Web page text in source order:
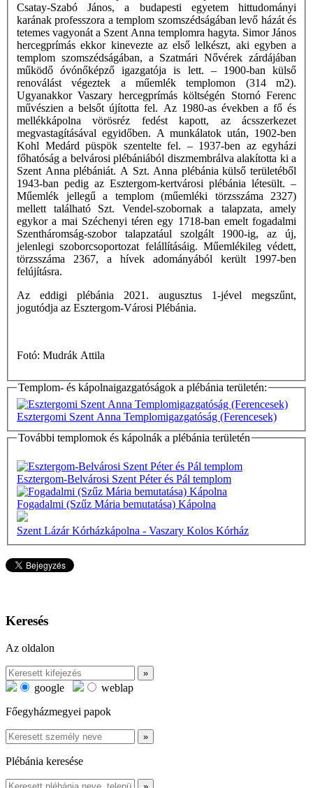
Csatay-Szabó János, a budapesti egyetem hittudományi
karának professzora a templom szomszédságában levő házát és
tetemes vagyonát a Szent Anna templomra hagyta. Simor János
hercegprímás ekkor kinevezte az első lelkészt, aki egyben a
templom szomszédságában, a Szatmári Nővérek zárdájában
működő óvónőképző igazgatója is lett. – 1900-ban külső
renoválást végeztek a műemlék templomon (314 m2).
Ugyanakkor Vaszary hercegprímás költségén Stornó Ferenc
művészien a belsőt újította fel. Az 1980-as években a fő és
mellékkápolna vörösréz fedést kapott, az ácsszerkezet
megvastagításával egyidőben. A munkálatok után, 1902-ben
Kohl Medárd püspök szentelte fel. – 1937-ben az egyházi
főhatóság a belvárosi plébániából diszmembrálva alakította ki a
Szent Anna plébániát. A Szt. Anna plébánia külső területéből
1943-ban pedig az Esztergom-kertvárosi plébánia létesült. –
Műemlék jellegű a templom (műemléki törzsszáma 2327)
mellett található Szt. Vendel-szobornak a talapzata, amely
egykor a mai Széchenyi téren egy 1718-ban emelt fogadalmi
Szentháromság-szobor talapzatául szolgált 1900-ig, az új,
jelenlegi szoborcsoportozat felállításáig. Műemlékileg védett,
törzsszáma 2367, a hívek adományából került 1997-ben
felújításra.
Az eddigi plébánia 2021. augusztus 1-jével megszűnt,
jogutódja az Esztergom-Városi Plébánia.
Fotó: Mudrák Attila
Templom- és kápolnaigazgatóságok a plébánia területén:
Esztergomi Szent Anna Templomigazgatóság (Ferencesek)
További templomok és kápolnák a plébánia területén
Esztergom-Belvárosi Szent Péter és Pál templom
Fogadalmi (Szűz Mária bemutatása) Kápolna
Szent Lázár Kórházkápolna - Vaszary Kolos Kórház
Keresés
Az oldalon
google
weblap
Főegyházmegyei papok
Plébánia keresése